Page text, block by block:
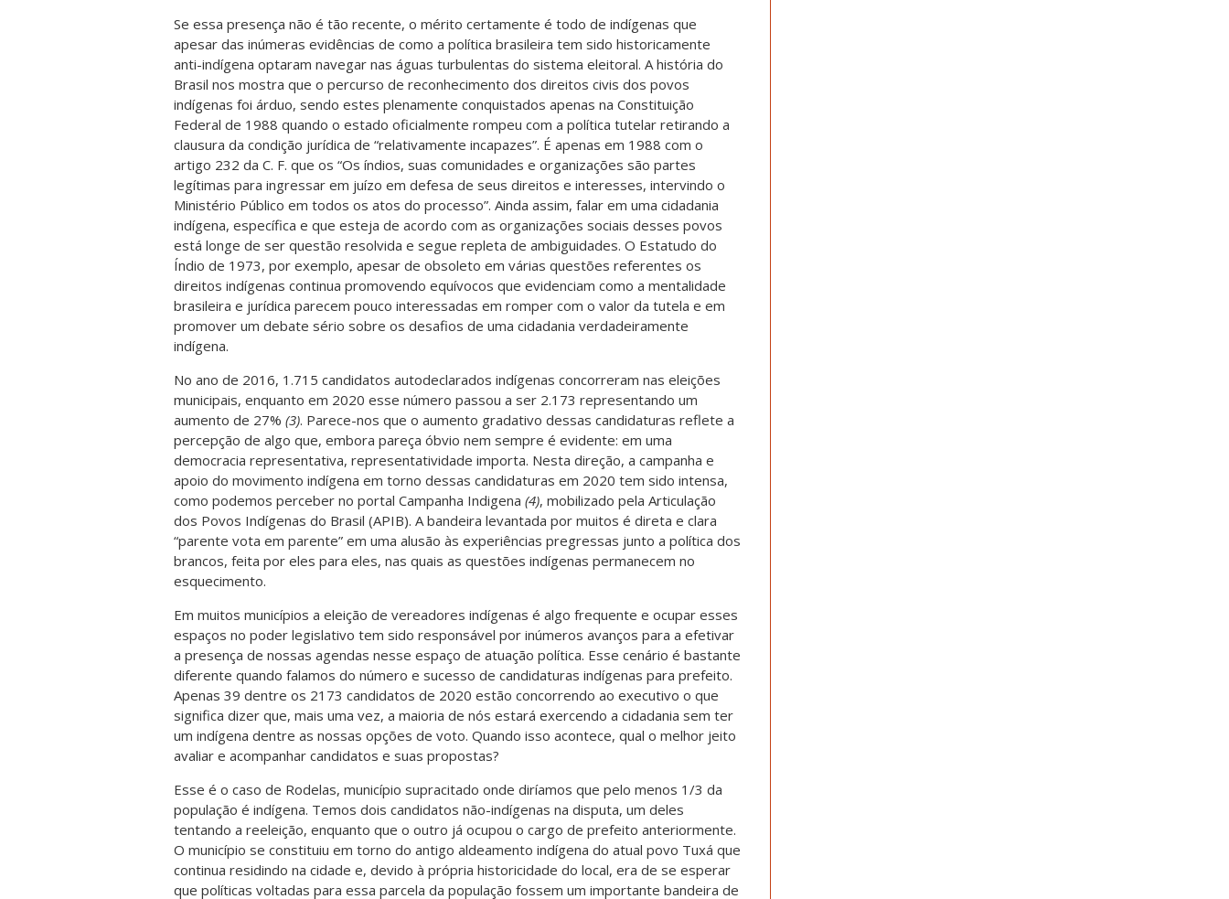
Se essa presença não é tão recente, o mérito certamente é todo de indígenas que
apesar das inúmeras evidências de como a política brasileira tem sido historicamente
anti-indígena optaram navegar nas águas turbulentas do sistema eleitoral. A história do
Brasil nos mostra que o percurso de reconhecimento dos direitos civis dos povos
indígenas foi árduo, sendo estes plenamente conquistados apenas na Constituição
Federal de 1988 quando o estado oficialmente rompeu com a política tutelar retirando a
clausura da condição jurídica de “relativamente incapazes”. É apenas em 1988 com o
artigo 232 da C. F. que os “Os índios, suas comunidades e organizações são partes
legítimas para ingressar em juízo em defesa de seus direitos e interesses, intervindo o
Ministério Público em todos os atos do processo”. Ainda assim, falar em uma cidadania
indígena, específica e que esteja de acordo com as organizações sociais desses povos
está longe de ser questão resolvida e segue repleta de ambiguidades. O Estatudo do
Índio de 1973, por exemplo, apesar de obsoleto em várias questões referentes os
direitos indígenas continua promovendo equívocos que evidenciam como a mentalidade
brasileira e jurídica parecem pouco interessadas em romper com o valor da tutela e em
promover um debate sério sobre os desafios de uma cidadania verdadeiramente
indígena.
No ano de 2016, 1.715 candidatos autodeclarados indígenas concorreram nas eleições
municipais, enquanto em 2020 esse número passou a ser 2.173 representando um
aumento de 27% (3). Parece-nos que o aumento gradativo dessas candidaturas reflete a
percepção de algo que, embora pareça óbvio nem sempre é evidente: em uma
democracia representativa, representatividade importa. Nesta direção, a campanha e
apoio do movimento indígena em torno dessas candidaturas em 2020 tem sido intensa,
como podemos perceber no portal Campanha Indigena (4), mobilizado pela Articulação
dos Povos Indígenas do Brasil (APIB). A bandeira levantada por muitos é direta e clara
“parente vota em parente” em uma alusão às experiências pregressas junto a política dos
brancos, feita por eles para eles, nas quais as questões indígenas permanecem no
esquecimento.
Em muitos municípios a eleição de vereadores indígenas é algo frequente e ocupar esses
espaços no poder legislativo tem sido responsável por inúmeros avanços para a efetivar
a presença de nossas agendas nesse espaço de atuação política. Esse cenário é bastante
diferente quando falamos do número e sucesso de candidaturas indígenas para prefeito.
Apenas 39 dentre os 2173 candidatos de 2020 estão concorrendo ao executivo o que
significa dizer que, mais uma vez, a maioria de nós estará exercendo a cidadania sem ter
um indígena dentre as nossas opções de voto. Quando isso acontece, qual o melhor jeito
avaliar e acompanhar candidatos e suas propostas?
Esse é o caso de Rodelas, município supracitado onde diríamos que pelo menos 1/3 da
população é indígena. Temos dois candidatos não-indígenas na disputa, um deles
tentando a reeleição, enquanto que o outro já ocupou o cargo de prefeito anteriormente.
O município se constituiu em torno do antigo aldeamento indígena do atual povo Tuxá que
continua residindo na cidade e, devido à própria historicidade do local, era de se esperar
que políticas voltadas para essa parcela da população fossem um importante bandeira de